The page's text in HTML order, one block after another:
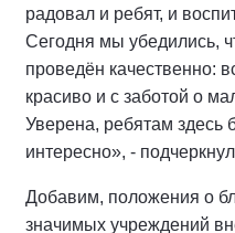
радовал и ребят, и
Сегодня мы убедились,
проведён качественно:
красиво и с заботой о
Уверена, ребятам здесь
интересно», -
Добавим, положения о
значимых учреждений